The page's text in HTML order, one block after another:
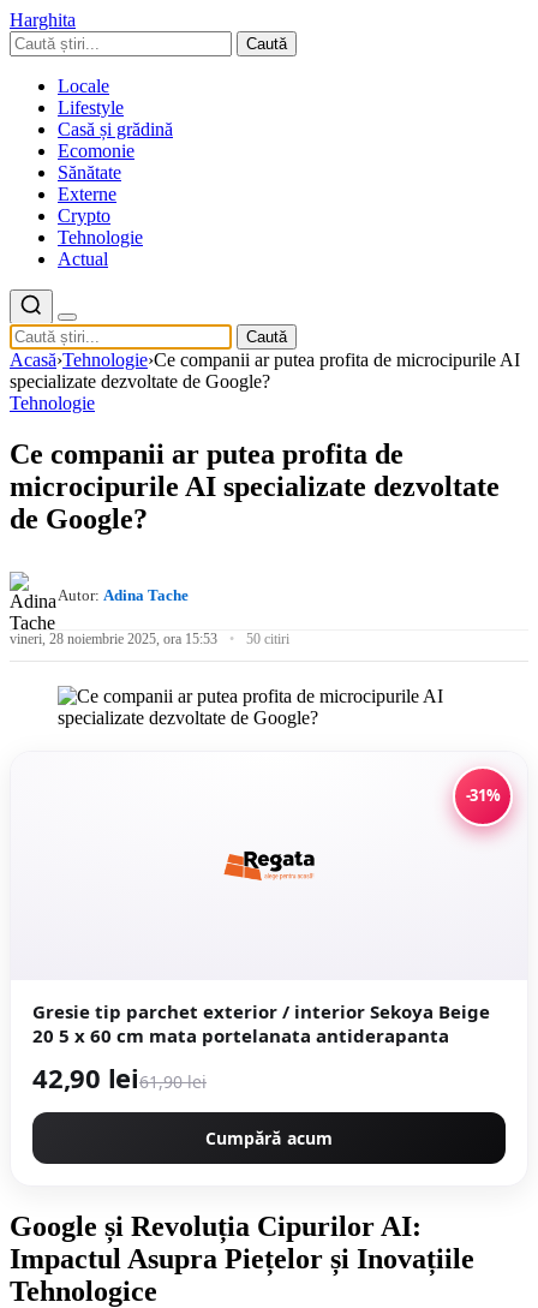
Harghita
Caută
Locale
Lifestyle
Casă și grădină
Ecomonie
Sănătate
Externe
Crypto
Tehnologie
Actual
Caută
Acasă›Tehnologie›Ce companii ar putea profita de microcipurile AI
specializate dezvoltate de Google?
Tehnologie
Ce companii ar putea profita de
microcipurile AI specializate dezvoltate
de Google?
Autor: Adina Tache
vineri, 28 noiembrie 2025, ora 15:53 50 citiri
-31%
Gresie tip parchet exterior / interior Sekoya Beige
20 5 x 60 cm mata portelanata antiderapanta
42,90 lei61,90 lei
Cumpără acum
Google și Revoluția Cipurilor AI:
Impactul Asupra Piețelor și Inovațiile
Tehnologice